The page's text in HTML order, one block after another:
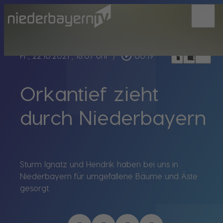
Fr., 22.10.2021, 18:07 Uhr / play_circle_outline 00:19 headphoneschrome_reader_modebookmark_border
Orkantief zieht
durch Niederbayern
Sturm Ignatz und Hendrik haben bei uns in
Niederbayern für umgefallene Bäume und Äste
gesorgt.